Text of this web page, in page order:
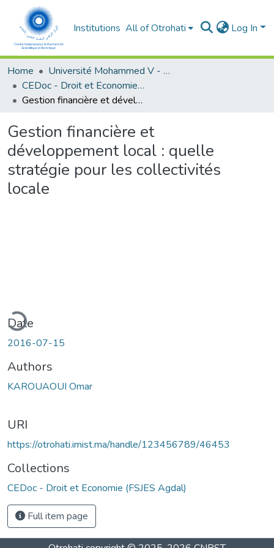
Institutions All of Otrohati Log In
Home
Université Mohammed V - Rabat
CEDoc - Droit et Economie (FSJES Agdal)
Gestion financière et développement local : quelle stratégie pour les collectivités locale
Gestion financière et
développement local : quelle
stratégie pour les collectivités
locale
Date
2016-07-15
Authors
KAROUAOUI Omar
URI
https://otrohati.imist.ma/handle/123456789/46453
Collections
CEDoc - Droit et Economie (FSJES Agdal)
Full item page